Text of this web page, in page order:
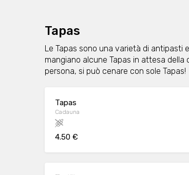
Tapas
Le Tapas sono una varietà di antipasti
mangiano alcune Tapas in attesa
persona, si può cenare con sole Tapas!
Tapas
Cadauna
4.50 €